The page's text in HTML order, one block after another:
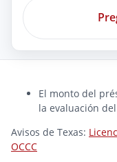
El monto del
la evaluación
Avisos de Texas:
OCCC